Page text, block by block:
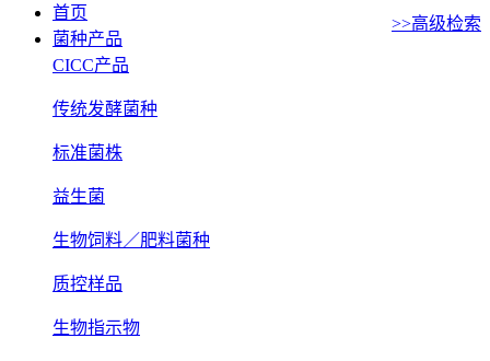
>>高级检索
首页
菌种产品
CICC产品
传统发酵菌种
标准菌株
益生菌
生物饲料／肥料菌种
质控样品
生物指示物